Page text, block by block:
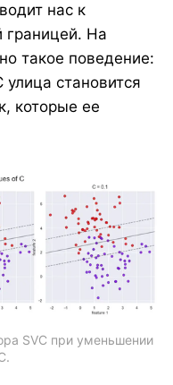
нас к
границей. На
такое поведение:
становится
которые ее
SVC при уменьшении